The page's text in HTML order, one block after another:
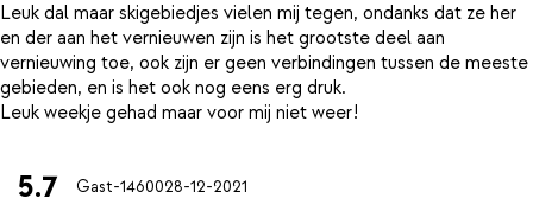
Leuk dal maar skigebiedjes vielen mij tegen, ondanks dat ze her
en der aan het vernieuwen zijn is het grootste deel aan
vernieuwing toe, ook zijn er geen verbindingen tussen de meeste
gebieden, en is het ook nog eens erg druk.
5.7 Gast-1460028-12-2021